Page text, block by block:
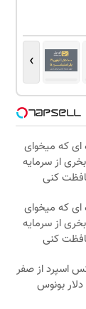
›
ای که میخوای
از سرمایه
کنی
ای که میخوای
از سرمایه
کنی
اسپرد از صفر